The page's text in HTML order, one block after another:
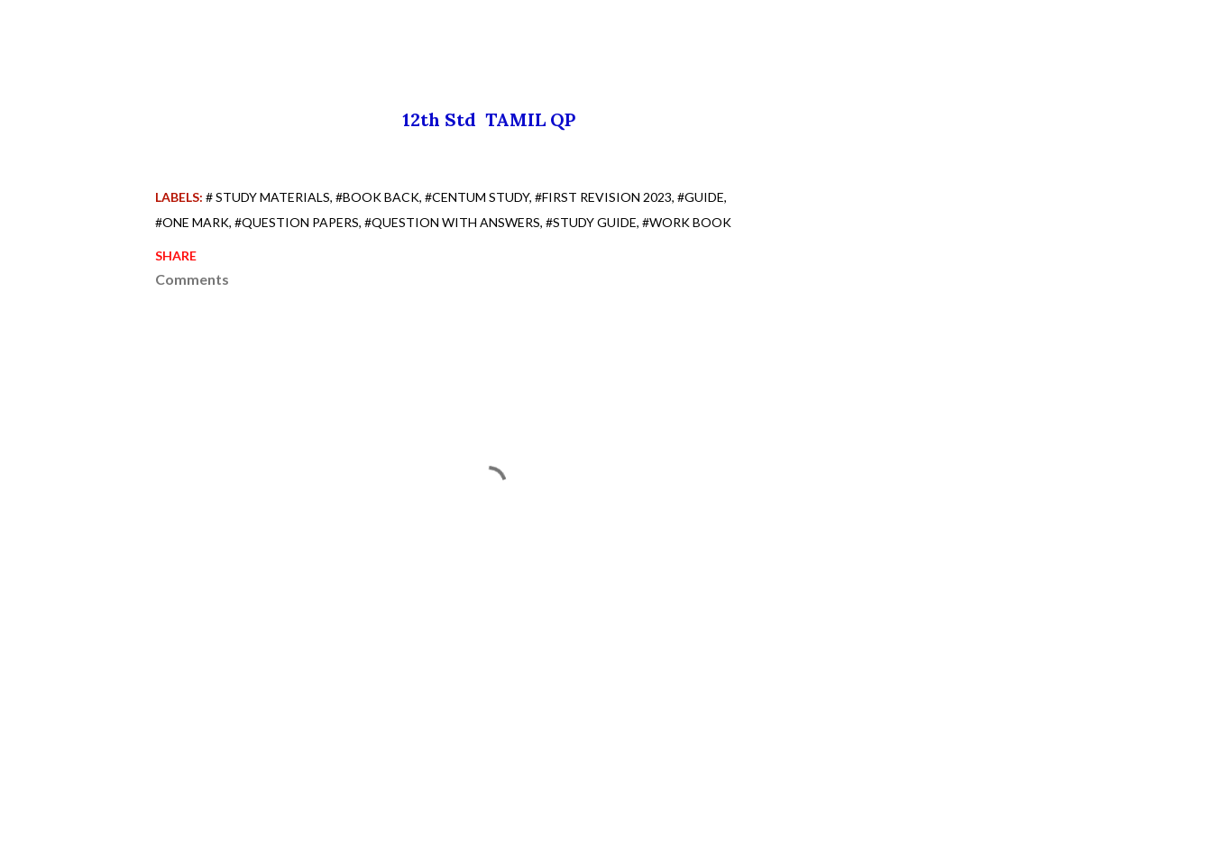
12th Std TAMIL QP
LABELS: # STUDY MATERIALS #BOOK BACK #CENTUM STUDY #FIRST REVISION 2023 #GUIDE
#ONE MARK #QUESTION PAPERS #QUESTION WITH ANSWERS #STUDY GUIDE #WORK BOOK
SHARE
Comments